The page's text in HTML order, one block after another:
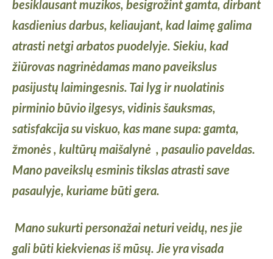
besiklausant muzikos, besigrožint gamta, dirbant
kasdienius darbus, keliaujant, kad laimę galima
atrasti netgi arbatos puodelyje. Siekiu, kad
žiūrovas nagrinėdamas mano paveikslus
pasijustų laimingesnis.Tai lyg ir nuolatinis
pirminio būvio ilgesys, vidinis šauksmas,
satisfakcija su viskuo, kas mane supa: gamta,
žmonės , kultūrų maišalynė , pasaulio paveldas.
Mano paveikslų esminis tikslas atrasti save
pasaulyje, kuriame būti gera.
Mano sukurti personažai neturi veidų, nes jie
gali būti kiekvienas iš mūsų. Jie yra visada